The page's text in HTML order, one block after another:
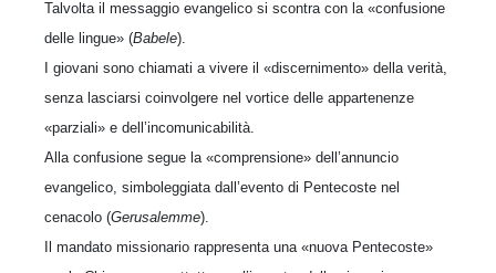
Talvolta il messaggio evangelico si scontra con la «confusione
delle lingue» (Babele).
I giovani sono chiamati a vivere il «discernimento» della verità,
senza lasciarsi coinvolgere nel vortice delle appartenenze
«parziali» e dell’incomunicabilità.
Alla confusione segue la «comprensione» dell’annuncio
evangelico, simboleggiata dall’evento di Pentecoste nel
cenacolo (Gerusalemme).
Il mandato missionario rappresenta una «nuova Pentecoste»